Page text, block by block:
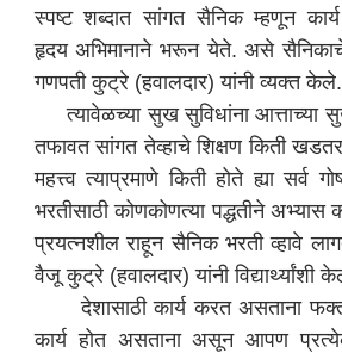
स्पष्ट शब्दात सांगत सैनिक म्हणून
हृदय अभिमानाने भरून येते. असे सैनिकाचे
गणपती कुट्रे (हवालदार) यांनी व्यक्त केले.
त्यावेळच्या सुख सुविधांना आत्ताच्या
तफावत सांगत तेव्हाचे शिक्षण किती
महत्त्व त्याप्रमाणे किती होते ह्या सर्व
भरतीसाठी कोणकोणत्या पद्धतीने
प्रयत्नशील राहून सैनिक भरती व्हावे
वैजू कुट्रे (हवालदार) यांनी विद्यार्थ्यांशी
देशासाठी कार्य करत असताना
कार्य होत असताना असून आपण